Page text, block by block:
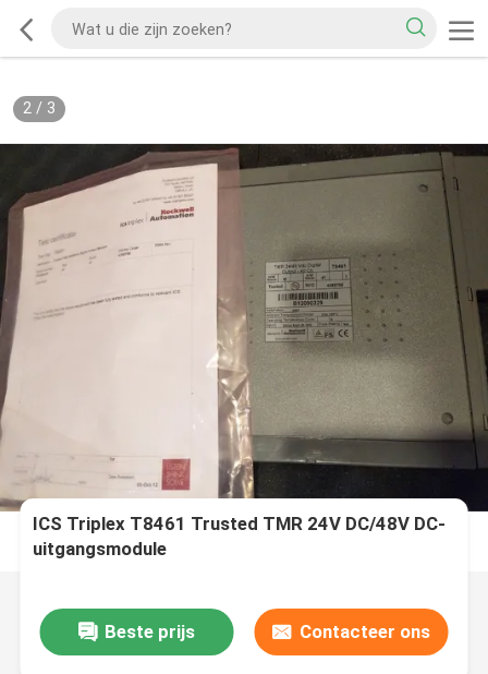
2/ 3
ICS Triplex T8461 Trusted TMR 24V DC/48V DC-
uitgangsmodule
Beste prijs Contacteer ons